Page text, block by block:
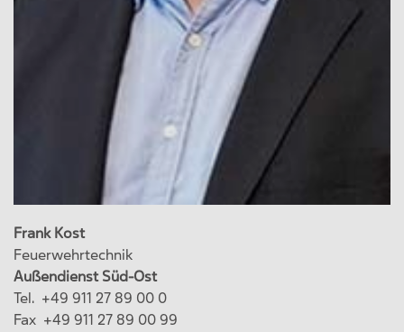
Frank Kost
Feuerwehrtechnik
Außendienst Süd-Ost
Tel. +49 911 27 89 00 0
Fax +49 911 27 89 00 99